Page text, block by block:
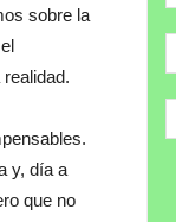
sobre la
y, día a
que no